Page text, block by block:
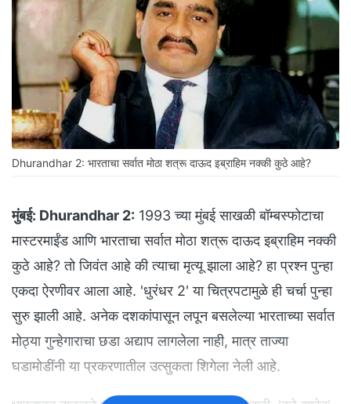
Dhurandhar 2: भारताचा सर्वात मोठा शत्रू दाऊद इब्राहिम नक्की कुठे आहे?
मुंबई: Dhurandhar 2: 1993 च्या मुंबई साखळी बॉम्बस्फोटाचा
मास्टरमाईंड आणि भारताचा सर्वात मोठा शत्रू दाऊद इब्राहिम नक्की
कुठे आहे? तो जिवंत आहे की त्याचा मृत्यू झाला आहे? हा प्रश्न पुन्हा
एकदा ऐरणीवर आला आहे. 'धुरंधर 2' या चित्रपटामुळे ही चर्चा पुन्हा
सुरु झाली आहे. अनेक दशकांपासून लपून बसलेल्या भारताच्या सर्वात
मोठ्या गुन्हेगाराचा छडा अद्याप लागलेला नाही, मात्र ताज्या
घडामोडींनी या प्रकरणातील उत्सुकता शिगेला नेली आहे.